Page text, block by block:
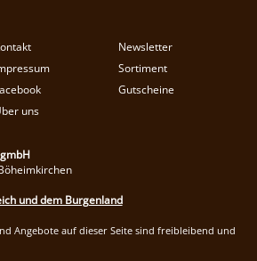
Newsletter
Sortiment
Gutscheine
uns
und dem Burgenland
Angebote auf dieser Seite sind freibleibend und